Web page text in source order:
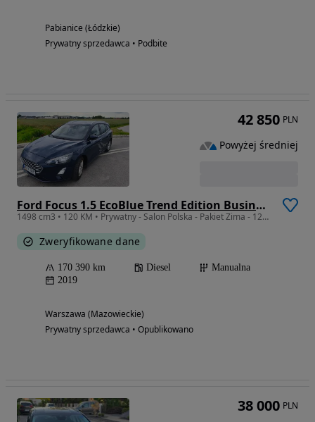
Pabianice (Łódzkie)
Prywatny sprzedawca • Podbite
Ford Focus 1.5 EcoBlue Trend Edition Business
1498 cm3 • 120 KM • Prywatny - Salon Polska - Pakiet Zima - 120KM
Zweryfikowane dane
170 390 km Diesel
Manualna
2019
Warszawa (Mazowieckie)
Prywatny sprzedawca • Opublikowano
42 850 PLN
Powyżej średniej
38 000 PLN